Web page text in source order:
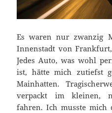
Es waren nur zwanzig
Innenstadt von
Jedes Auto, was wohl
ist, hätte mich zutiefst
Mainhatten.
verpackt im kleinen,
fahren. Ich musste